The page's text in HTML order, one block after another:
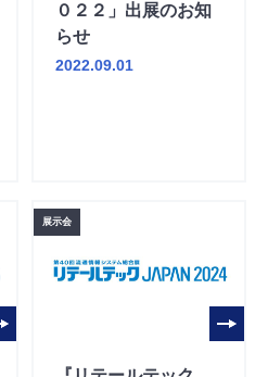
０２２」出展のお知
らせ
2022.09.01
展示会